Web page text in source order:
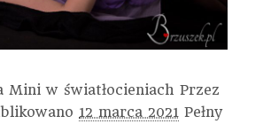
Mini w światłocieniach Przez
12 marca 2021 Pełny